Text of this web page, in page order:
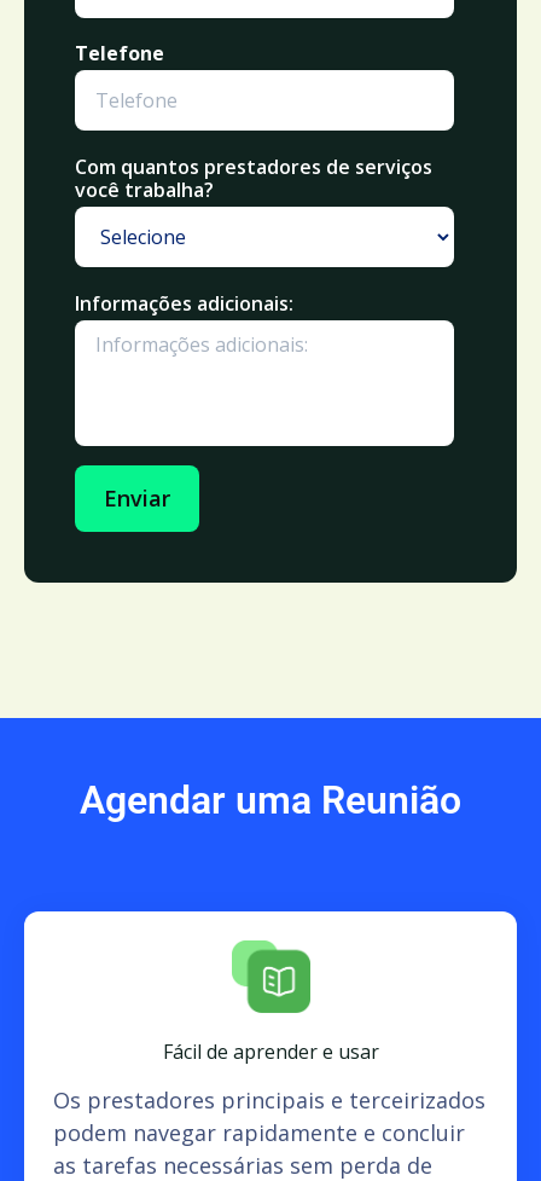
Telefone
Com quantos prestadores de serviços
você trabalha?
Informações adicionais:
Enviar
Agendar uma Reunião
Fácil de aprender e usar
Os prestadores principais e terceirizados
podem navegar rapidamente e concluir
as tarefas necessárias sem perda de